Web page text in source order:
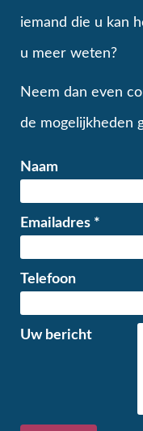
iemand die u kan
u meer weten?
Neem dan even
de mogelijkheden
Naam
Emailadres *
Telefoon
Uw bericht